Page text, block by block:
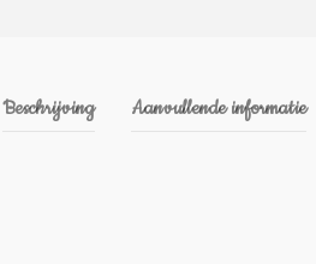
Beschrijving Aanvullende informatie